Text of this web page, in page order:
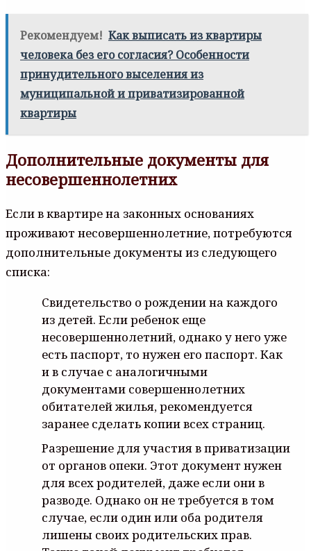
Рекомендуем! Как выписать из квартиры
человека без его согласия? Особенности
принудительного выселения из
муниципальной и приватизированной
квартиры
Дополнительные документы для
несовершеннолетних
Если в квартире на законных основаниях
проживают несовершеннолетние, потребуются
дополнительные документы из следующего
списка:
Свидетельство о рождении на каждого
из детей. Если ребенок еще
несовершеннолетний, однако у него уже
есть паспорт, то нужен его паспорт. Как
и в случае с аналогичными
документами совершеннолетних
обитателей жилья, рекомендуется
заранее сделать копии всех страниц.
Разрешение для участия в приватизации
от органов опеки. Этот документ нужен
для всех родителей, даже если они в
разводе. Однако он не требуется в том
случае, если один или оба родителя
лишены своих родительских прав.